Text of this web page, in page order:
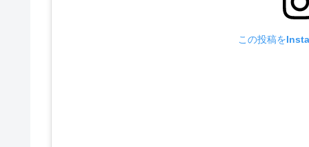
この投稿を